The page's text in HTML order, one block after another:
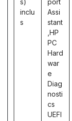
inclu
s
Assi
stant
,HP
PC
Hard
war
e
Diag
nosti
cs
UEFI